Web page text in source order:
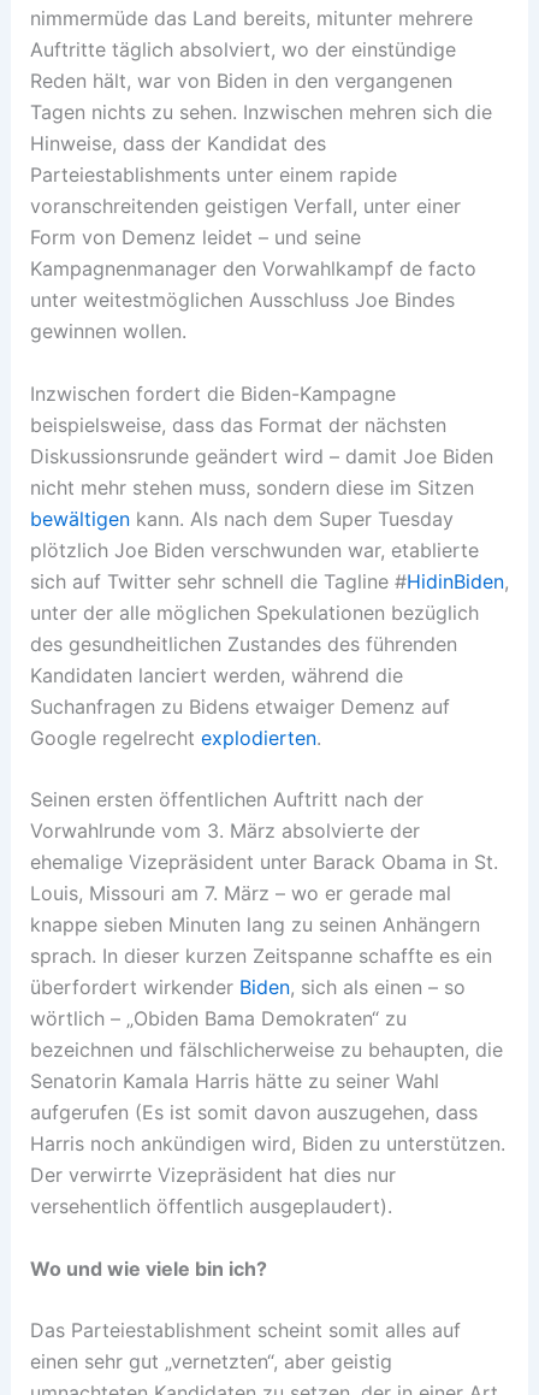
nimmermüde das Land bereits, mitunter mehrere
Auftritte täglich absolviert, wo der einstündige
Reden hält, war von Biden in den vergangenen
Tagen nichts zu sehen. Inzwischen mehren sich die
Hinweise, dass der Kandidat des
Parteiestablishments unter einem rapide
voranschreitenden geistigen Verfall, unter einer
Form von Demenz leidet – und seine
Kampagnenmanager den Vorwahlkampf de facto
unter weitestmöglichen Ausschluss Joe Bindes
gewinnen wollen.
Inzwischen fordert die Biden-Kampagne
beispielsweise, dass das Format der nächsten
Diskussionsrunde geändert wird – damit Joe Biden
nicht mehr stehen muss, sondern diese im Sitzen
bewältigenkann. Als nach dem Super Tuesday
plötzlich Joe Biden verschwunden war, etablierte
sich auf Twitter sehr schnell die Tagline #HidinBiden,
unter der alle möglichen Spekulationen bezüglich
des gesundheitlichen Zustandes des führenden
Kandidaten lanciert werden, während die
Suchanfragen zu Bidens etwaiger Demenz auf
Google regelrecht explodierten.
Seinen ersten öffentlichen Auftritt nach der
Vorwahlrunde vom 3. März absolvierte der
ehemalige Vizepräsident unter Barack Obama in St.
Louis, Missouri am 7. März – wo er gerade mal
knappe sieben Minuten lang zu seinen Anhängern
sprach. In dieser kurzen Zeitspanne schaffte es ein
überfordert wirkender Biden, sich als einen – so
wörtlich – „Obiden Bama Demokraten“ zu
bezeichnen und fälschlicherweise zu behaupten, die
Senatorin Kamala Harris hätte zu seiner Wahl
aufgerufen (Es ist somit davon auszugehen, dass
Harris noch ankündigen wird, Biden zu unterstützen.
Der verwirrte Vizepräsident hat dies nur
versehentlich öffentlich ausgeplaudert).
Wo und wie viele bin ich?
Das Parteiestablishment scheint somit alles auf
einen sehr gut „vernetzten“, aber geistig